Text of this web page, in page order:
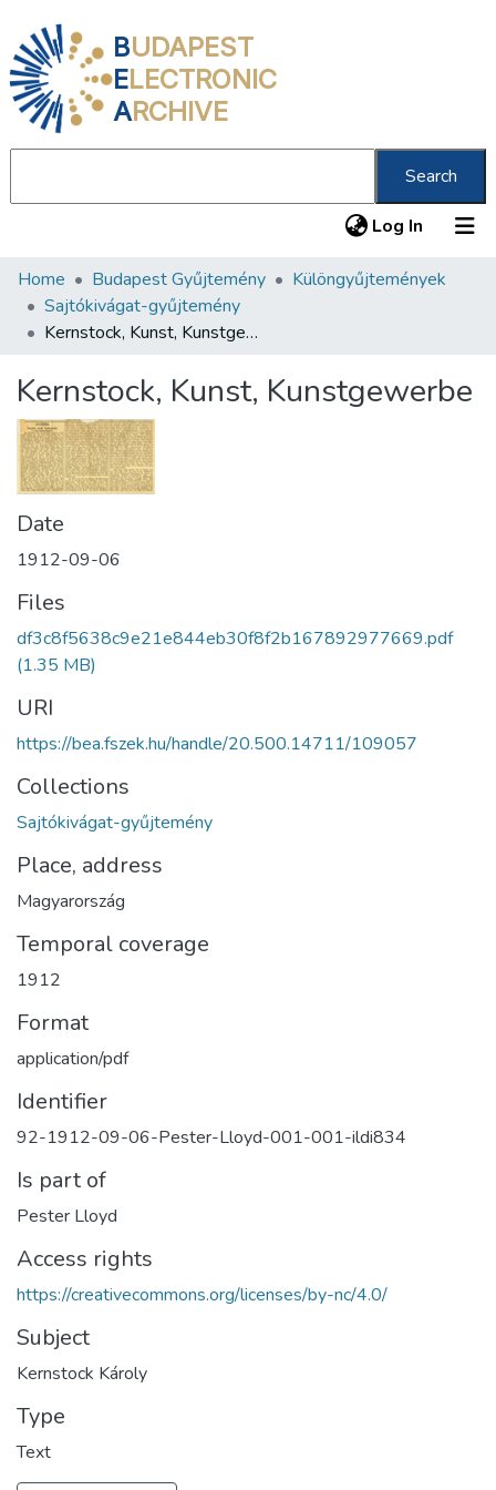
BUDAPEST
ELECTRONIC
ARCHIVE
Search
Log In (current)
Communities & Collections
All of DSpace
About us
Home Budapest Gyűjtemény
Különgyűjtemények
Sajtókivágat-gyűjtemény
Kernstock, Kunst, Kunstgewerbe
Kernstock, Kunst, Kunstgewerbe
Date
1912-09-06
Files
df3c8f5638c9e21e844eb30f8f2b167892977669.pdf
(1.35 MB)
URI
https://bea.fszek.hu/handle/20.500.14711/109057
Collections
Sajtókivágat-gyűjtemény
Place, address
Magyarország
Temporal coverage
1912
Format
application/pdf
Identifier
92-1912-09-06-Pester-Lloyd-001-001-ildi834
Is part of
Pester Lloyd
Access rights
https://creativecommons.org/licenses/by-nc/4.0/
Subject
Kernstock Károly
Type
Text